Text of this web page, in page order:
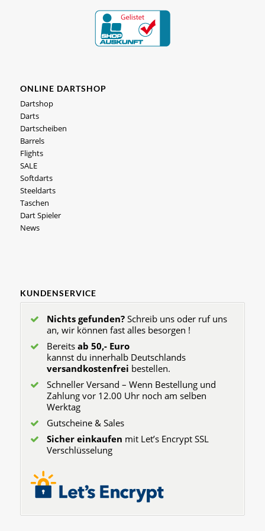
ONLINE DARTSHOP
Dartshop
Darts
Dartscheiben
Barrels
Flights
SALE
Softdarts
Steeldarts
Taschen
Dart Spieler
News
KUNDENSERVICE
Nichts gefunden?Schreib uns oder ruf uns
an, wir können fast alles besorgen !
Bereits ab 50,- Euro
kannst du innerhalb Deutschlands
versandkostenfrei bestellen.
Schneller Versand – Wenn Bestellung und
Zahlung vor 12.00 Uhr noch am selben
Werktag
Gutscheine & Sales
Sicher einkaufen mit Let’s Encrypt SSL
Verschlüsselung